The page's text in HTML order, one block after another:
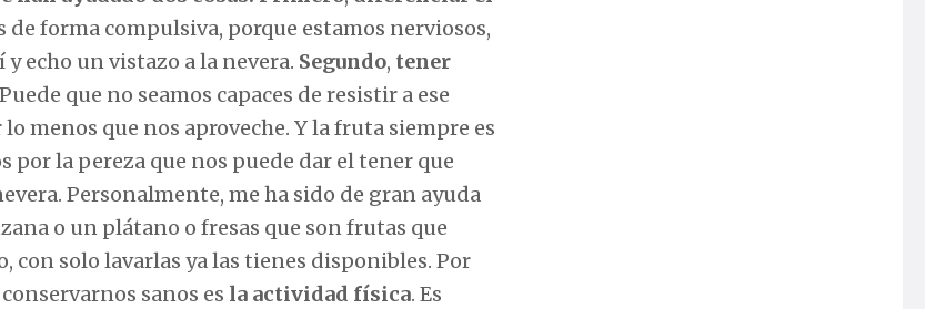
de forma compulsiva, porque estamos nerviosos,
echo un vistazo a la nevera. Segundo, tener
que no seamos capaces de resistir a ese
menos que nos aproveche. Y la fruta siempre es
la pereza que nos puede dar el tener que
Personalmente, me ha sido de gran ayuda
o un plátano o fresas que son frutas que
con solo lavarlas ya las tienes disponibles. Por
sanos es la actividad física. Es